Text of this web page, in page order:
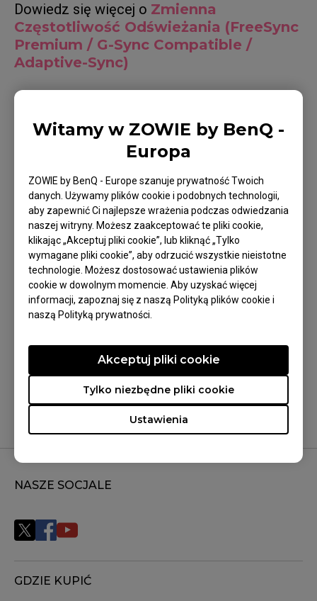
Witamy w ZOWIE by BenQ -
Europa
ZOWIE by BenQ - Europe szanuje prywatność Twoich
danych. Używamy plików cookie i podobnych technologii,
aby zapewnić Ci najlepsze wrażenia podczas odwiedzania
naszej witryny. Możesz zaakceptować te pliki cookie,
klikając „Akceptuj pliki cookie”, lub kliknąć „Tylko
wymagane pliki cookie”, aby odrzucić wszystkie nieistotne
technologie. Możesz dostosować ustawienia plików
cookie w dowolnym momencie. Aby uzyskać więcej
informacji, zapoznaj się z naszą Polityką plików cookie i
naszą Polityką prywatności.
Ustawienia
Tylko niezbędne pliki cookie
Akceptuj pliki cookie
Dowiedz się więcej o Zmienna
Częstotliwość Odświeżania (FreeSync
Premium / G-Sync Compatible /
Adaptive-Sync)
Dotyczące modeli
XL2546S (24.5"), XL2546X (24.5"), XL2546X+,
XL2566K (24,5"), XL2566X+ (24.1"), XL2586X
(24,1"), XL2731 (27"), XL2731K (27"), XL2740 (27"),
XL2746K (27 "), XL2746S (27")
Czy to było pomocne?
Tak Nie
NASZE SOCJALE
GDZIE KUPIĆ